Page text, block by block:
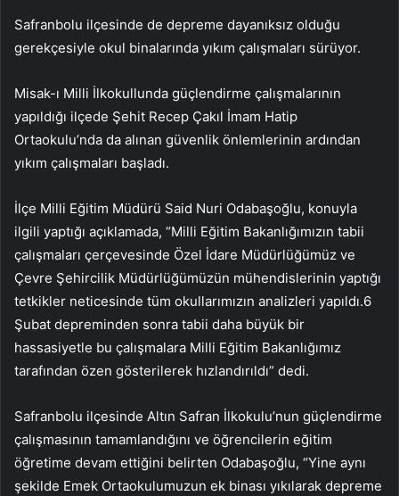
Safranbolu ilçesinde de depreme dayanıksız olduğu
gerekçesiyle okul binalarında yıkım çalışmaları sürüyor.
Misak-ı Milli İlkokullunda güçlendirme çalışmalarının
yapıldığı ilçede Şehit Recep Çakıl İmam Hatip
Ortaokulu’nda da alınan güvenlik önlemlerinin ardından
yıkım çalışmaları başladı.
İlçe Milli Eğitim Müdürü Said Nuri Odabaşoğlu, konuyla
ilgili yaptığı açıklamada, “Milli Eğitim Bakanlığımızın tabii
çalışmaları çerçevesinde Özel İdare Müdürlüğümüz ve
Çevre Şehircilik Müdürlüğümüzün mühendislerinin yaptığı
tetkikler neticesinde tüm okullarımızın analizleri yapıldı.6
Şubat depreminden sonra tabii daha büyük bir
hassasiyetle bu çalışmalara Milli Eğitim Bakanlığımız
tarafından özen gösterilerek hızlandırıldı” dedi.
Safranbolu ilçesinde Altın Safran İlkokulu’nun güçlendirme
çalışmasının tamamlandığını ve öğrencilerin eğitim
öğretime devam ettiğini belirten Odabaşoğlu, “Yine aynı
şekilde Emek Ortaokulumuzun ek binası yıkılarak depreme